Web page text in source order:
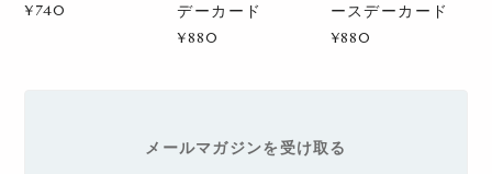
¥740
デーカード
¥880
ースデーカード
¥880
メールマガジンを受け取る